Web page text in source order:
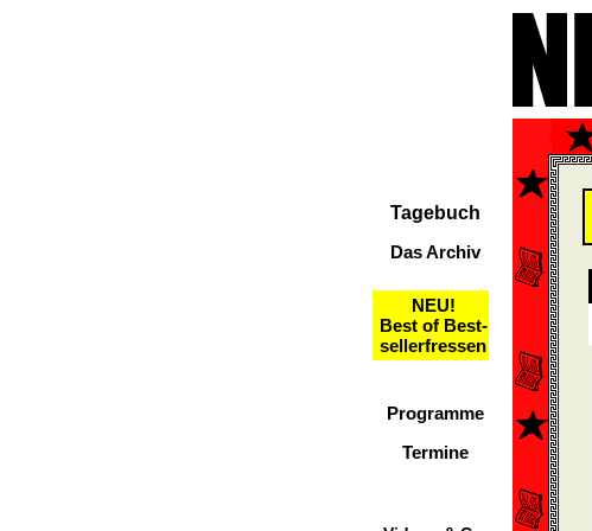
Tagebuch
Das Archiv
NEU!
Best of Best-
sellerfressen
Programme
Termine